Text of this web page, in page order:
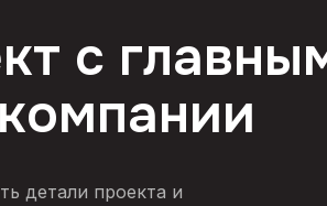
с
детали проекта и